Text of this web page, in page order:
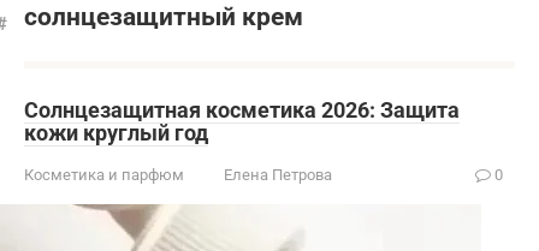
солнцезащитный крем
Солнцезащитная косметика 2026: Защита
кожи круглый год
Косметика и парфюм Елена Петрова 0